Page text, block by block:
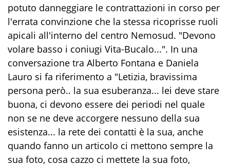
potuto danneggiare le contrattazioni in corso per
l'errata convinzione che la stessa ricoprisse ruoli
apicali all'interno del centro Nemosud. "Devono
volare basso i coniugi Vita-Bucalo...". In una
conversazione tra Alberto Fontana e Daniela
Lauro si fa riferimento a "Letizia, bravissima
persona però.. la sua esuberanza... lei deve stare
buona, ci devono essere dei periodi nel quale
non se ne deve accorgere nessuno della sua
esistenza... la rete dei contatti è la sua, anche
quando fanno un articolo ci mettono sempre la
sua foto, cosa cazzo ci mettete la sua foto,